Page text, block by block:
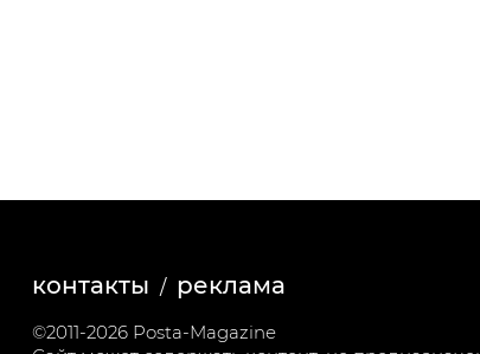
контакты реклама
©2011-2026 Posta-Magazine